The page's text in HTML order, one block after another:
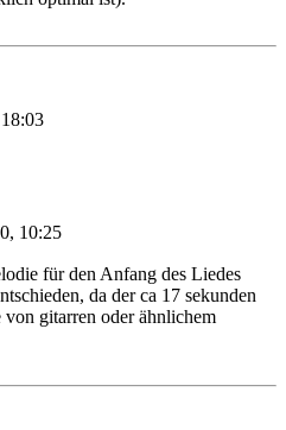
10:25
für den Anfang des Liedes
da der ca 17 sekunden
gitarren oder ähnlichem